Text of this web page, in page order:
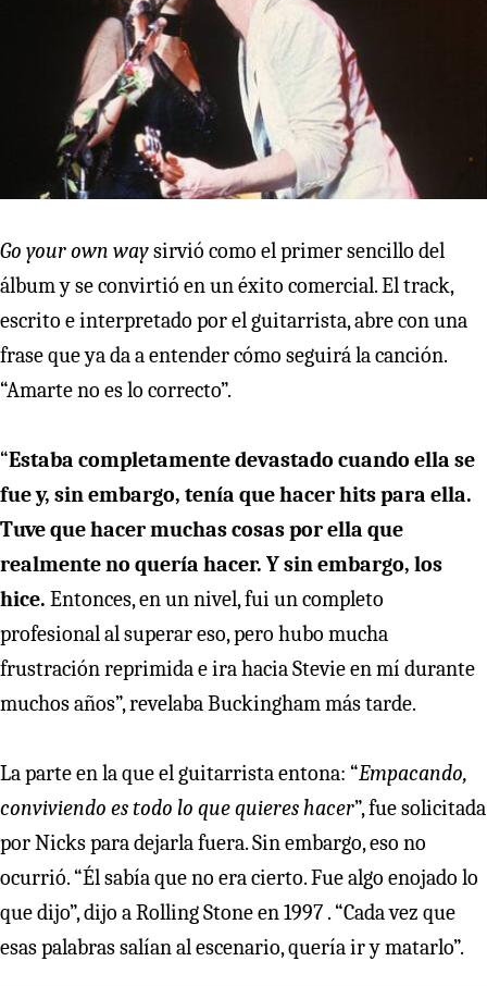
Go your own waysirvió como el primer sencillo del
álbum y se convirtió en un éxito comercial. El track,
escrito e interpretado por el guitarrista, abre con una
frase que ya da a entender cómo seguirá la canción.
“Amarte no es lo correcto”.
“Estaba completamente devastado cuando ella se
fue y, sin embargo, tenía que hacer hits para ella.
Tuve que hacer muchas cosas por ella que
realmente no quería hacer. Y sin embargo, los
hice. Entonces, en un nivel, fui un completo
profesional al superar eso, pero hubo mucha
frustración reprimida e ira hacia Stevie en mí durante
muchos años”, revelaba Buckingham más tarde.
La parte en la que el guitarrista entona: “Empacando,
conviviendo es todo lo que quieres hacer”, fue solicitada
por Nicks para dejarla fuera. Sin embargo, eso no
ocurrió. “Él sabía que no era cierto. Fue algo enojado lo
que dijo”, dijo a Rolling Stone en 1997 . “Cada vez que
esas palabras salían al escenario, quería ir y matarlo”.